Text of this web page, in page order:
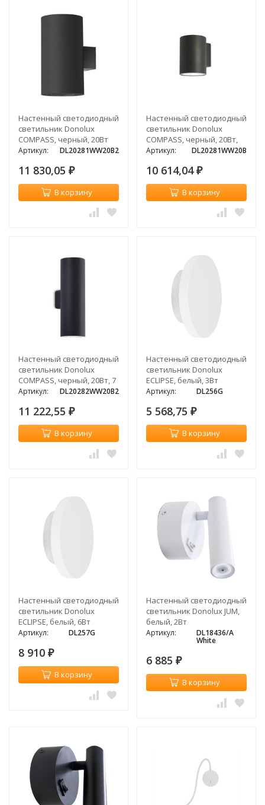
Настенный светодиодный
светильник Donolux
COMPASS, черный, 20Вт
Артикул: DL20281WW20B2
11 830,05 ₽
В корзину
Настенный светодиодный
светильник Donolux
COMPASS, черный, 20Вт,
38 °
Артикул: DL20281WW20B
10 614,04 ₽
В корзину
Настенный светодиодный
светильник Donolux
COMPASS, черный, 20Вт, 7
°
Артикул: DL20282WW20B2
11 222,55 ₽
В корзину
Настенный светодиодный
светильник Donolux
ECLIPSE, белый, 3Вт
Артикул: DL256G
5 568,75 ₽
В корзину
Настенный светодиодный
светильник Donolux
ECLIPSE, белый, 6Вт
Артикул: DL257G
8 910 ₽
В корзину
Настенный светодиодный
светильник Donolux JUM,
белый, 2Вт
Артикул: DL18436/A
White
6 885 ₽
В корзину